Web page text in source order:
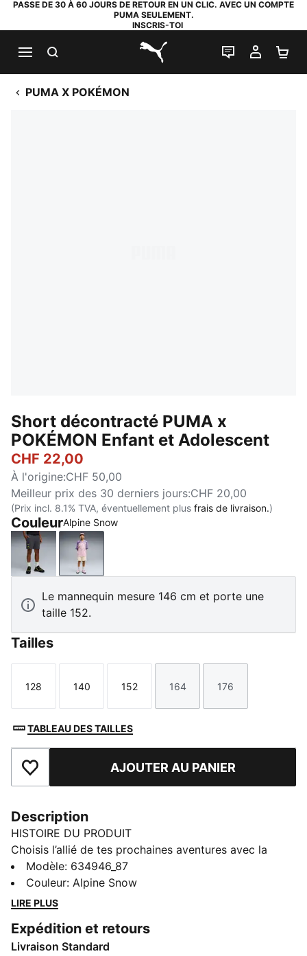
PASSE DE 30 À 60 JOURS DE RETOUR EN UN CLIC. AVEC UN COMPTE
PUMA SEULEMENT.
INSCRIS-TOI
PUMA.com
LIVE CHAT
MON
PUMA X POKÉMON
Short décontracté PUMA x
POKÉMON Enfant et Adolescent
CHF 22,00
À l'origine:CHF 50,00
Meilleur prix des 30 derniers jours:CHF 20,00
(Prix incl. 8.1% TVA, éventuellement plus frais de livraison.)
CouleurAlpine Snow
Strong GrayAlpine Snow
Le mannequin mesure 146 cm et porte une
taille 152.
Tailles
Taille
128
Taille
140
Taille
152
Taille
164
Taille
176
TABLEAU DES TAILLES
Ajouter aux favorisAJOUTER AU PANIER
Description
HISTOIRE DU PRODUIT
Choisis l’allié de tes prochaines aventures avec la
nouvelle collection PUMA x POKÉMON. Ce nouveau
drop insuffle toute la puissance des Pokémon à ton
outfit avec des motifs Pokémon à afficher fièrement
et son style mystérieux ou Pikachu pour son côté
électrique ?
Modèle: 634946_87
Couleur: Alpine Snow
LIRE PLUS
Expédition et retours
Livraison Standard